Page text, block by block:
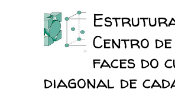
Centro
faces do
diagonal de